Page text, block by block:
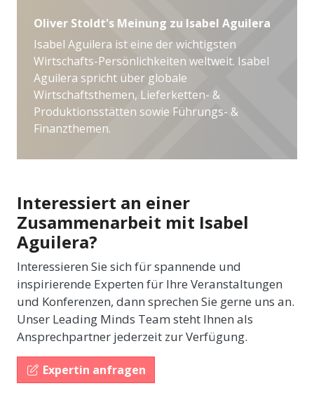
Oliver Stoldt's Meinung zu Isabel Aguilera
Isabel Aguilera ist eine der wichtigsten
Wirtschafts-Persönlichkeiten weltweit. Isabel
Aguilera spricht über globale
Wirtschaftsthemen, Lieferketten- &
Produktionsstätten sowie Führungs- &
Finanzthemen.
Interessiert an einer
Zusammenarbeit mit Isabel
Aguilera?
Interessieren Sie sich für spannende und
inspirierende Experten für Ihre Veranstaltungen
und Konferenzen, dann sprechen Sie gerne uns an.
Unser Leading Minds Team steht Ihnen als
Ansprechpartner jederzeit zur Verfügung.
Expertin anfragen